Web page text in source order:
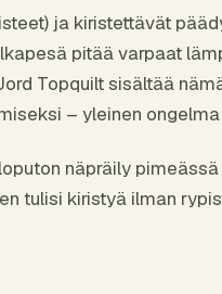
ja kiristettävät
pitää varpaat
Topquilt sisältää
– yleinen
näpräily
tulisi kiristyä ilman